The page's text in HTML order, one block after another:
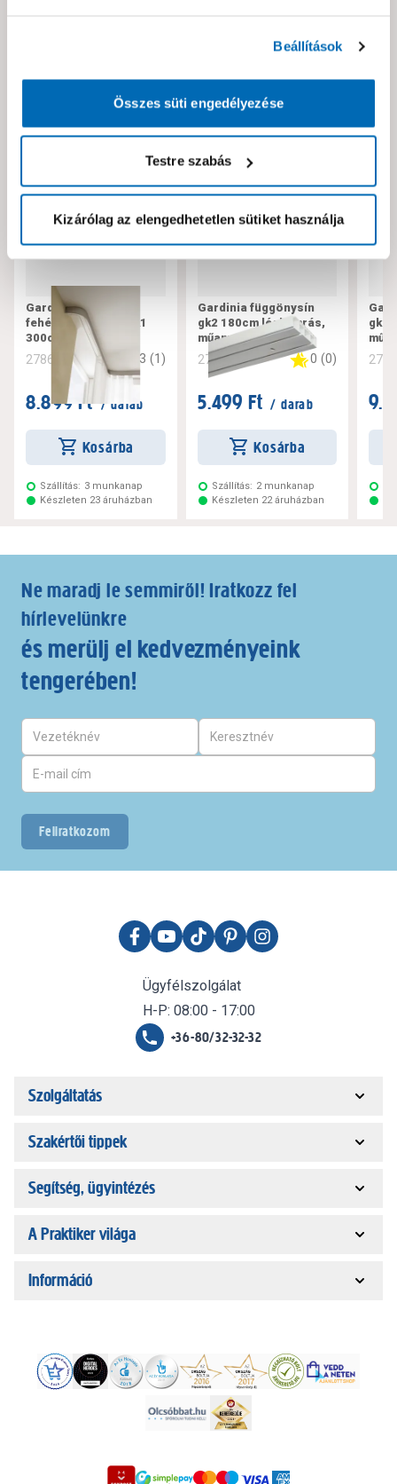
Beállítások
Összes süti engedélyezése
Testre szabás
Kizárólag az elengedhetetlen sütiket használja
Neked ajánljuk!
Gardinia műanyag,
fehér függönysín gk1
300cm
278616 3 (1 )
8.899 Ft / darab
Kosárba
Szállítás: 3 munkanap
Készleten 23 áruházban
Gardinia függönysín
gk2 180cm légkamrás,
műanyag, fehér
278619 0 (0)
5.499 Ft / darab
Kosárba
Szállítás: 2 munkanap
Készleten 22 áruházban
gk2
Ne maradj le semmiről! Iratkozz fel
hírlevelünkre
és merülj el kedvezményeink
tengerében!
Feliratkozom
Ügyfélszolgálat
H-P: 08:00 - 17:00
+36-80/32-32-32
Szolgáltatás
Szakértői tippek
Segítség, ügyintézés
A Praktiker világa
Információ